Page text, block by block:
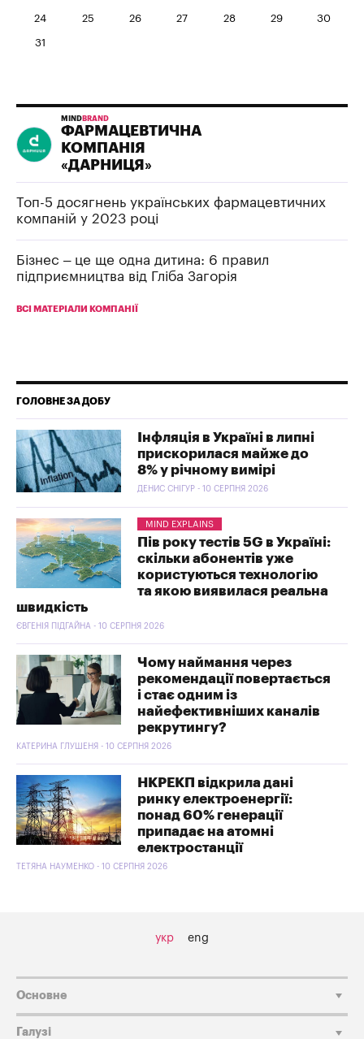
24 25 26 27 28 29 30
31
MIND BRAND
ФАРМАЦЕВТИЧНА
КОМПАНІЯ
«ДАРНИЦЯ»
Топ-5 досягнень українських фармацевтичних
компаній у 2023 році
Бізнес – це ще одна дитина: 6 правил
підприємництва від Гліба Загорія
ВСІ МАТЕРІАЛИ КОМПАНІЇ
ГОЛОВНЕ ЗА ДОБУ
Інфляція в Україні в липні
прискорилася майже до
8% у річному вимірі
ДЕНИС СНІГУР - 10 СЕРПНЯ 2026
MIND EXPLAINS
Пів року тестів 5G в Україні:
скільки абонентів уже
користуються технологію
та якою виявилася реальна
швидкість
ЄВГЕНІЯ ПІДГАЙНА - 10 СЕРПНЯ 2026
Чому наймання через
рекомендації повертається
і стає одним із
найефективніших каналів
рекрутингу?
КАТЕРИНА ГЛУШЕНЯ - 10 СЕРПНЯ 2026
НКРЕКП відкрила дані
ринку електроенергії:
понад 60% генерації
припадає на атомні
електростанції
ТЕТЯНА НАУМЕНКО - 10 СЕРПНЯ 2026
укр eng
Основне
Галузі